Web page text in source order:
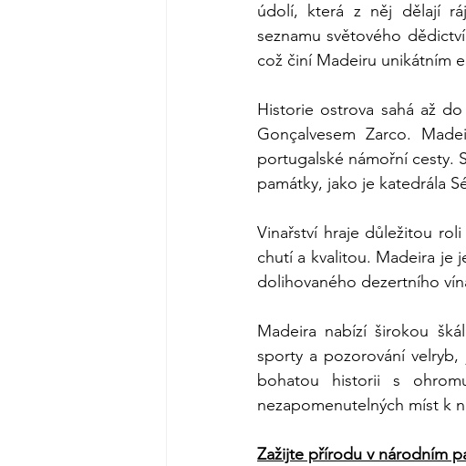
údolí, která z něj dělají
seznamu světového
což činí Madeiru unikátním
Historie ostrova sahá až
Gonçalvesem Zarco.
portugalské námořní cesty.
památky, jako je katedrála
Vinařství hraje důležitou
chutí a kvalitou. Madeira je
dolihovaného dezertního
Madeira nabízí širokou
sporty a pozorování
bohatou historii s
nezapomenutelných míst k
Zažijte přírodu v národním